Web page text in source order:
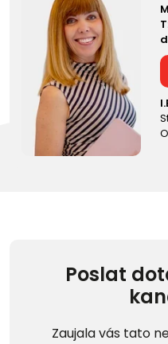
Poslat
Zaujala vás tato